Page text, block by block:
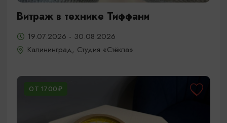
Витраж в технике Тиффани
19.07.2026 - 30.08.2026
Калининград, Студия «Стёкла»
ОТ 1700₽